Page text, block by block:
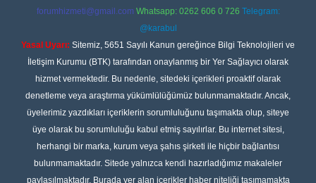
forumhizmeti@gmail.com Whatsapp: 0262 606 0 726 Telegram:
@karabul
Yasal Uyarı: Sitemiz, 5651 Sayılı Kanun gereğince Bilgi Teknolojileri ve
İletişim Kurumu (BTK) tarafından onaylanmış bir Yer Sağlayıcı olarak
hizmet vermektedir. Bu nedenle, sitedeki içerikleri proaktif olarak
denetleme veya araştırma yükümlülüğümüz bulunmamaktadır. Ancak,
üyelerimiz yazdıkları içeriklerin sorumluluğunu taşımakta olup, siteye
üye olarak bu sorumluluğu kabul etmiş sayılırlar. Bu internet sitesi,
herhangi bir marka, kurum veya şahıs şirketi ile hiçbir bağlantısı
bulunmamaktadır. Sitede yalnızca kendi hazırladığımız makaleler
paylaşılmaktadır. Burada yer alan içerikler haber niteliği taşımamakta